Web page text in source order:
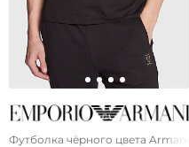
Футболка чёрного цвета